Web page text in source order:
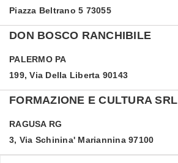
Piazza Beltrano 5 73055
DON BOSCO RANCHIBILE
PALERMO PA
199, Via Della Liberta 90143
FORMAZIONE E CULTURA SRL
RAGUSA RG
3, Via Schinina' Mariannina 97100